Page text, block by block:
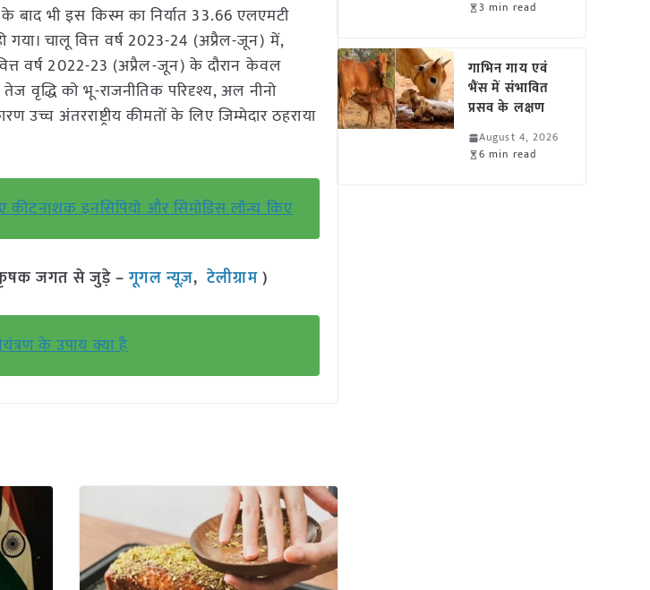
बाद भी इस किस्म का निर्यात 33.66 एलएमटी
चालू वित्त वर्ष 2023-24 (अप्रैल-जून) में,
वर्ष 2022-23 (अप्रैल-जून) के दौरान केवल
तेज वृद्धि को भू-राजनीतिक परिदृश्य, अल नीनो
अंतरराष्ट्रीय कीमतों के लिए जिम्मेदार ठहराया
इनसिपियो और सिमोडिस लॉन्च किए
कृषक जगत से जुड़े –गूगल न्यूज़,टेलीग्राम)
के उपाय क्या है
3 min read
गाभिन गाय एवं
भैंस में संभावित
प्रसव के लक्षण
August 4, 2026
6 min read